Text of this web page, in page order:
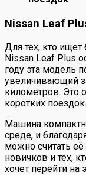
Nissan Leaf
Для тех, кто
Nissan Leaf Plus
году эта модель
увеличивающий
километров. Это
коротких поездок.
Машина
среде, и
можно считать
новичков и тех,
хочет перейти на